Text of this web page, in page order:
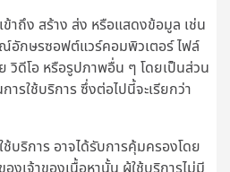
าถึง สร้าง ส่ง หรือแสดงข้อมูล เช่น
อักษรซอฟต์แวร์คอมพิวเตอร์ ไฟล์
วิดีโอ หรือรูปภาพอื่น ๆ โดยเป็นส่วน
รใช้บริการ ซึ่งต่อไปนี้จะเรียกว่า
บริการ อาจได้รับการคุ้มครองโดย
เจ้าของเนื้อหานั้น ผู้ใช้บริการไม่มี